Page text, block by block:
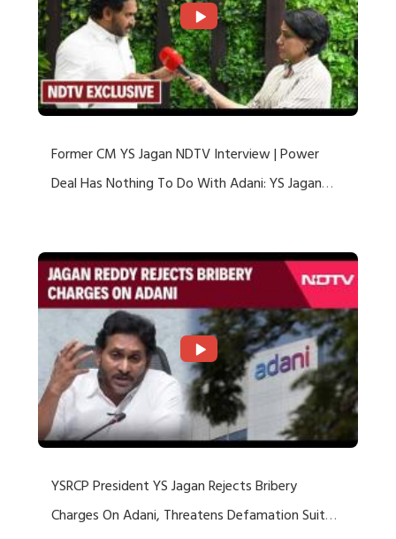
Former CM YS Jagan NDTV Interview | Power
Deal Has Nothing To Do With Adani: YS Jagan
YSRCP President YS Jagan Rejects Bribery
Charges On Adani, Threatens Defamation Suit